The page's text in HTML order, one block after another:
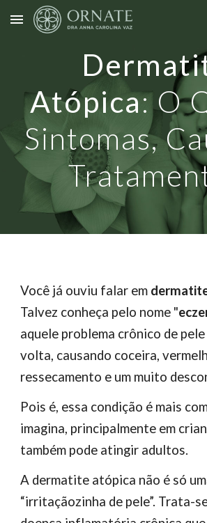
Skip to main content
Atópica: O
Sintomas,
Você já ouviu falar em
Talvez conheça pelo nome "
aquele problema crônico de pele
volta, causando coceira,
ressecamento e um muito
Pois é, essa condição é mais
imagina, principalmente em
também pode atingir adultos.
A dermatite atópica não é só
“irritaçãozinha de pele”. Trata-